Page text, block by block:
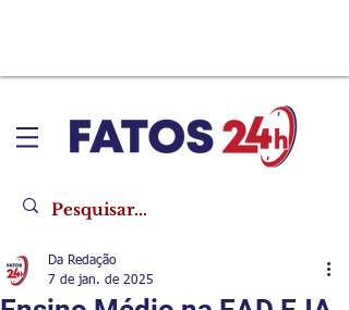
Da Redação
7 de jan. de 2025